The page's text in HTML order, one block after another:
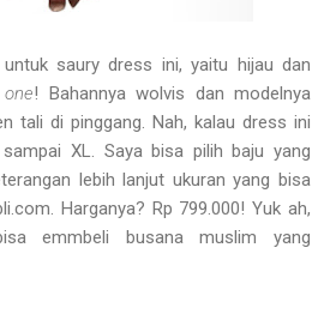
saury dress ini, yaitu hijau dan
! Bahannya wolvis dan modelnya
tali di pinggang. Nah, kalau dress ini
XL. Saya bisa pilih baju yang
lebih lanjut ukuran yang bisa
Harganya? Rp 799.000! Yuk ah,
emmbeli busana muslim yang